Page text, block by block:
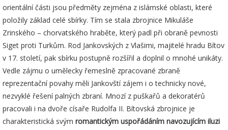
orientální části jsou předměty zejména z islámské oblasti, které
položily základ celé sbírky. Tím se stala zbrojnice Mikuláše
Zrinského – chorvatského hraběte, který padl při obraně pevnosti
Siget proti Turkům. Rod Jankovských z Vlašimi, majitelé hradu Bítov
v 17. století, pak sbírku postupně rozšířil a doplnil o mnohé unikáty.
Vedle zájmu o umělecky řemeslně zpracované zbraně
reprezentační povahy měli Jankovští zájem i o technicky nové,
nezvyklé řešení palných zbraní. Mnozí z puškařů a dekoratérů
pracovali i na dvoře císaře Rudolfa II. Bítovská zbrojnice je
charakteristická svým romantickým uspořádáním navozujícím iluzi